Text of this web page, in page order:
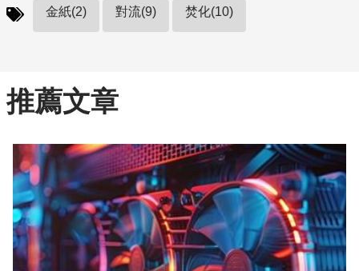
金紙(2) 對流(9) 焚化(10)
推薦文章